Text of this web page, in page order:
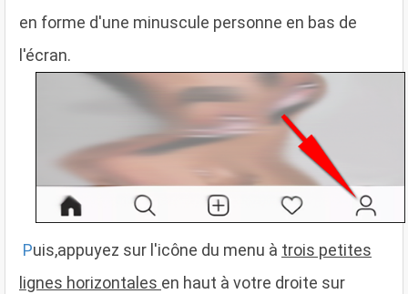
en forme d'une minuscule personne en bas de
l'écran.
Puis,appuyez sur l'icône du menu à trois petites
lignes horizontales en haut à votre droite sur